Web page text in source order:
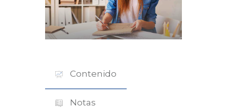
Contenido
Notas